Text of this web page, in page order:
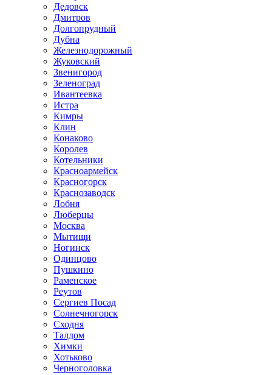
Дедовск
Дмитров
Долгопрудный
Дубна
Железнодорожный
Жуковский
Звенигород
Зеленоград
Ивантеевка
Истра
Кимры
Клин
Конаково
Королев
Котельники
Красноармейск
Красногорск
Краснозаводск
Лобня
Люберцы
Москва
Мытищи
Ногинск
Одинцово
Пушкино
Раменское
Реутов
Сергиев Посад
Солнечногорск
Сходня
Талдом
Химки
Хотьково
Черноголовка